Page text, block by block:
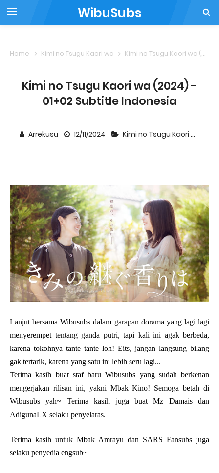
WibuSubs
Home Kimi no Tsugu Kaori wa Kimi no Tsugu Kaori wa (2024) - 01+02 Subtitle Indonesia
Kimi no Tsugu Kaori wa (2024) -
01+02 Subtitle Indonesia
Arrekusu 12/11/2024 Kimi no Tsugu Kaori wa
Lanjut bersama Wibusubs dalam garapan dorama yang lagi lagi
menyerempet tentang ganda putri, tapi kali ini agak berbeda,
karena tokohnya tante tante loh! Eits, jangan langsung bilang
gak tertarik, karena yang satu ini lebih seru lagi...
Terima kasih buat staf baru Wibusubs yang sudah berkenan
mengerjakan rilisan ini, yakni Mbak Kino! Semoga betah di
Wibusubs yah~ Terima kasih juga buat Mz Damais dan
AdigunaLX selaku penyelaras.
Terima kasih untuk Mbak Amrayu dan SARS Fansubs juga
selaku penyedia engsub~